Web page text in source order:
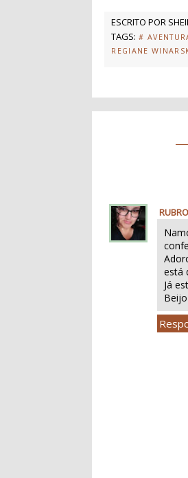
ESCRITO POR
TAGS: #
REGIANE
está
Já
Beijo